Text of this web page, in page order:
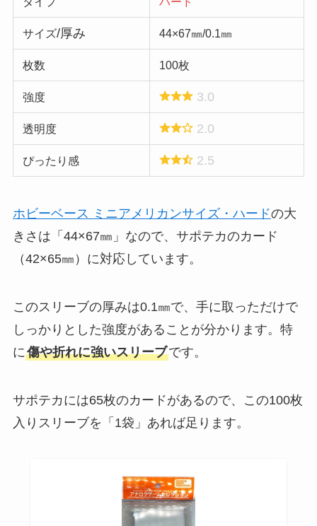
サイズ/厚み 44×67㎜/0.1㎜
枚数 100枚
強度 3.0
透明度 2.0
ぴったり感 2.5
ホビーベース ミニアメリカンサイズ・ハードの大
きさは「44×67㎜」なので、サポテカのカード
（42×65㎜）に対応しています。
このスリーブの厚みは0.1㎜で、手に取っただけで
しっかりとした強度があることが分かります。特
に傷や折れに強いスリーブです。
サポテカには65枚のカードがあるので、この100枚
入りスリーブを「1袋」あれば足ります。